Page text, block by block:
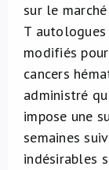
sur le
T autologues
modifiés
cancers
administré
impose une
semaines
indésirables